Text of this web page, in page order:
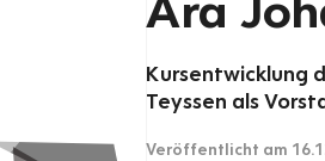
Kursentwicklung
Teyssen als
Veröffentlicht am